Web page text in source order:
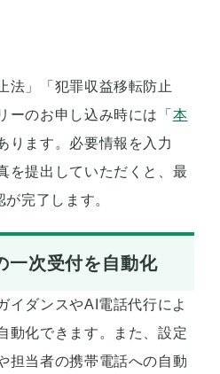
法」「犯罪収益移転防止
ーのお申し込み時には「 本
ります。必要情報を入力
を提出していただくと、最
完了します。
一次受付を自動化
イダンスやAI電話代行によ
動化できます。また、設定
担当者の携帯電話への自動